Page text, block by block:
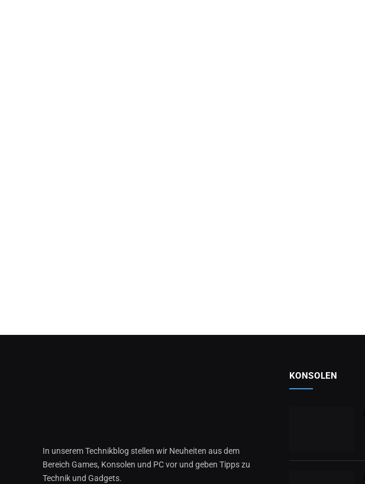
In unserem Technikblog stellen wir Neuheiten aus dem
Bereich Games, Konsolen und PC vor und geben Tipps zu
Technik und Gadgets.
KONSOLEN